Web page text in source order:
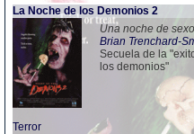
La Noche de los Demonios 2
Una noche de
Brian Trenchard-
Secuela de la
los demonios"
Terror